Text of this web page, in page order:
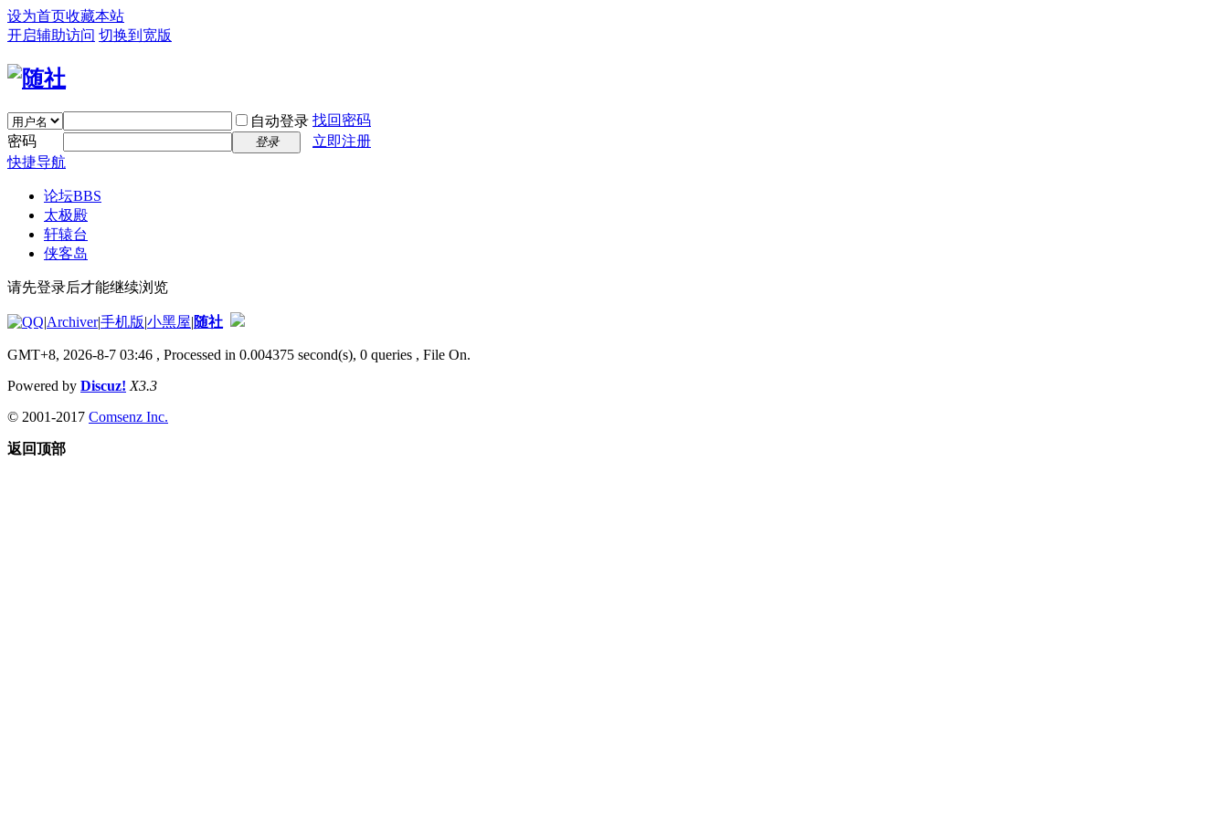
设为首页收藏本站
开启辅助访问 切换到宽版
自动登录 找回密码
密码
登录
立即注册
快捷导航
论坛BBS
太极殿
轩辕台
侠客岛
请先登录后才能继续浏览
|Archiver|手机版|小黑屋|随社
GMT+8, 2026-8-7 03:46 , Processed in 0.004375 second(s), 0 queries , File On.
Powered by Discuz! X3.3
© 2001-2017 Comsenz Inc.
返回顶部